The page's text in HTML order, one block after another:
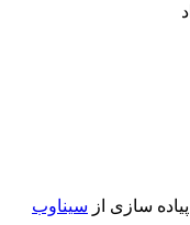
سازی از سیناوب